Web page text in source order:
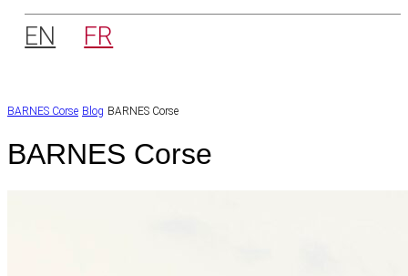
EN FR
BARNES Corse Blog BARNES Corse
BARNES Corse